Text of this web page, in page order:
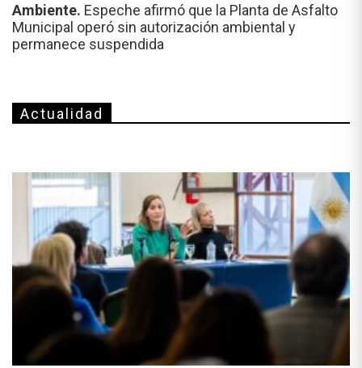
Ambiente. Espeche afirmó que la Planta de Asfalto
Municipal operó sin autorización ambiental y
permanece suspendida
Actualidad